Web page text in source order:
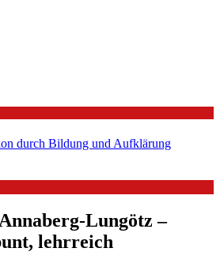
durch Bildung und Aufklärung
Lungötz –
lehrreich